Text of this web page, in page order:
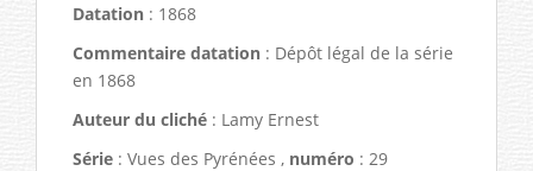
Datation : 1868
Commentaire datation : Dépôt légal de la série
en 1868
Auteur du cliché : Lamy Ernest
Série : Vues des Pyrénées , numéro : 29